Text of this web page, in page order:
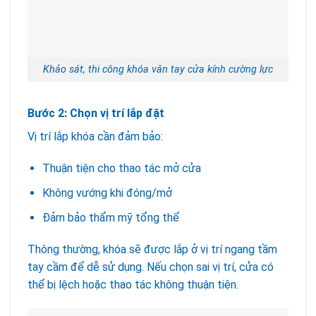
Khảo sát, thi công khóa vân tay cửa kính cường lực
Bước 2: Chọn vị trí lắp đặt
Vị trí lắp khóa cần đảm bảo:
Thuận tiện cho thao tác mở cửa
Không vướng khi đóng/mở
Đảm bảo thẩm mỹ tổng thể
Thông thường, khóa sẽ được lắp ở vị trí ngang tầm
tay cầm để dễ sử dụng. Nếu chọn sai vị trí, cửa có
thể bị lệch hoặc thao tác không thuận tiện.